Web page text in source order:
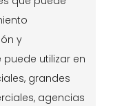
y
puede utilizar en
grandes
agencias